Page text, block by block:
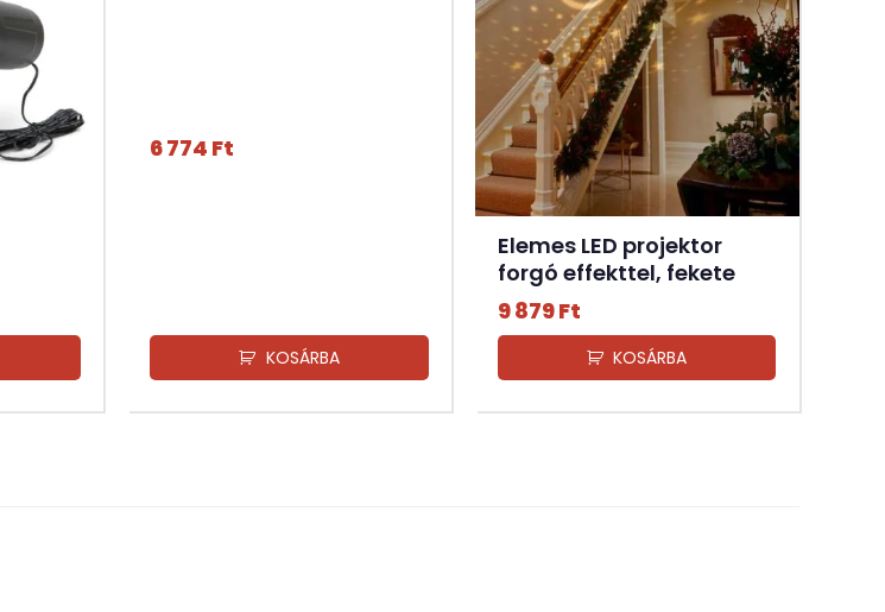
6 774 Ft
KOSÁRBA
Elemes LED projektor
forgó effekttel, fekete
9 879Ft
KOSÁRBA